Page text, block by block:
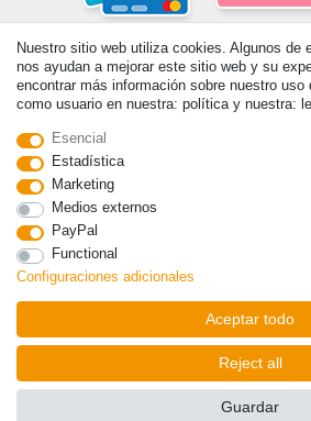
Nuestro sitio web utiliza cookies. Algunos de
nos ayudan a mejorar este sitio web y su
encontrar más información sobre nuestro
como usuario en nuestra: política y nuestra:
Esencial
Estadística
Marketing
Medios externos
PayPal
Functional
Configuraciones adicionales
Aceptar todo
Reject all
Guardar
Withdraw from contract here